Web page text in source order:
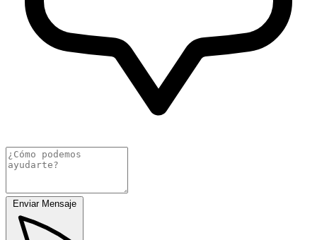
Enviar Mensaje